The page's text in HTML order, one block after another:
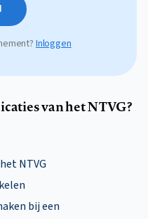
Inloggen
van het NTVG?
NTVG
bij een